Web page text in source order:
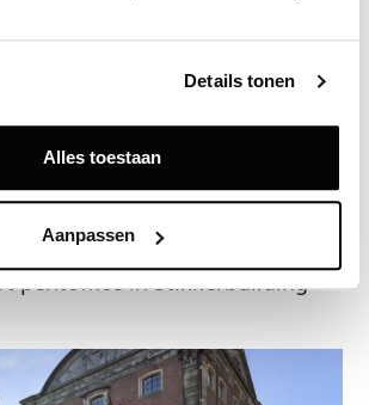
Details tonen
Alles toestaan
Aanpassen
nieuwsberichten
pentoffice in Stikkerbuilding